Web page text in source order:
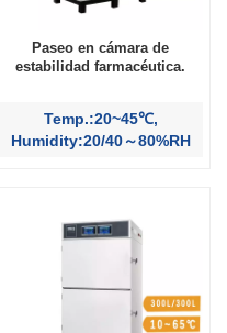
Paseo en cámara de
estabilidad farmacéutica.
Temp.:20~45℃,
Humidity:20/40～80%RH